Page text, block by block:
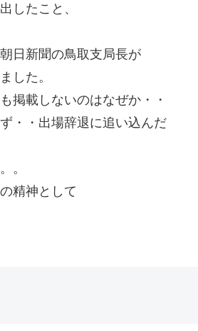
したこと、
日新聞の鳥取支局長が
した。
掲載しないのはなぜか・・
・・出場辞退に追い込んだ
。
精神として